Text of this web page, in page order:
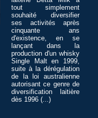
tout simplement
souhaité diversifier
ses activités après
cinquante ans
d'existence, en se
lançant dans la
production d'un whisky
Single Malt en 1999,
suite à la dérégulation
de la loi australienne
autorisant ce genre de
diversification laitière
dès 1996 (...)